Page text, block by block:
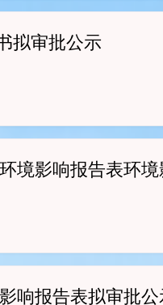
拟审批公示
境影响报告表环
响报告表拟审批公